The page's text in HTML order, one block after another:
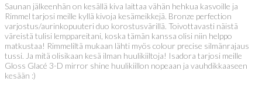
Saunan jälkeenhän on kesällä kiva laittaa vähän hehkua kasvoille ja
Rimmel tarjosi meille kyllä kivoja kesämeikkejä. Bronze perfection
varjostus/aurinkopuuteri duo korostusvärillä. Toivottavasti näistä
väreistä tulisi lemppareitani, koska tämän kanssa olisi niin helppo
matkustaa! Rimmeliltä mukaan lähti myös colour precise silmänrajaus
tussi. Ja mitä olisikaan kesä ilman huulikiiltoja! Isadora tarjosi meille
Gloss Glacé 3-D mirror shine huulikiillon nopeaan ja vauhdikkaaseen
kesään :)